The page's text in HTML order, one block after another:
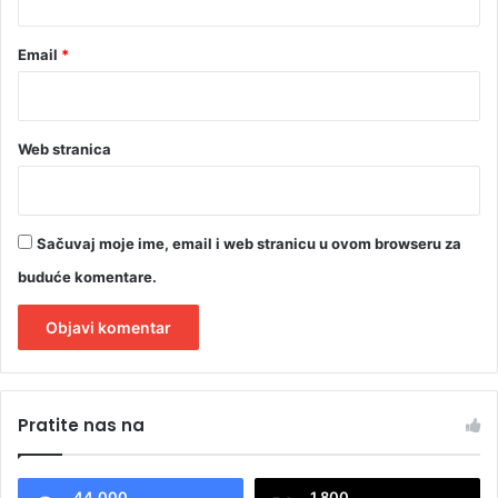
Email *
Web stranica
Sačuvaj moje ime, email i web stranicu u ovom browseru za
buduće komentare.
tPratite nas na